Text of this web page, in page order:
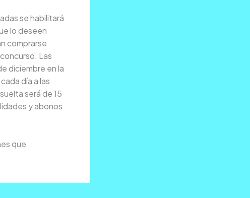
se habilitará
lo deseen
comprarse
Las
diciembre en la
día a las
será de 15
y abonos
que